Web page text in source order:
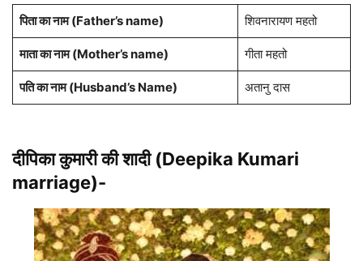
पिता का नाम (Father’s name) शिवनारायण महतो
माता का नाम (Mother’s name) गीता महतो
पति का नाम (Husband’s Name) अतानु दास
दीपिका कुमारी की शादी (Deepika Kumari
marriage)-